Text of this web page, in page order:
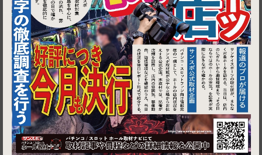
東京都青梅市青梅5-13-2
施設名 牛角 青梅店
電話 0428-25-8484